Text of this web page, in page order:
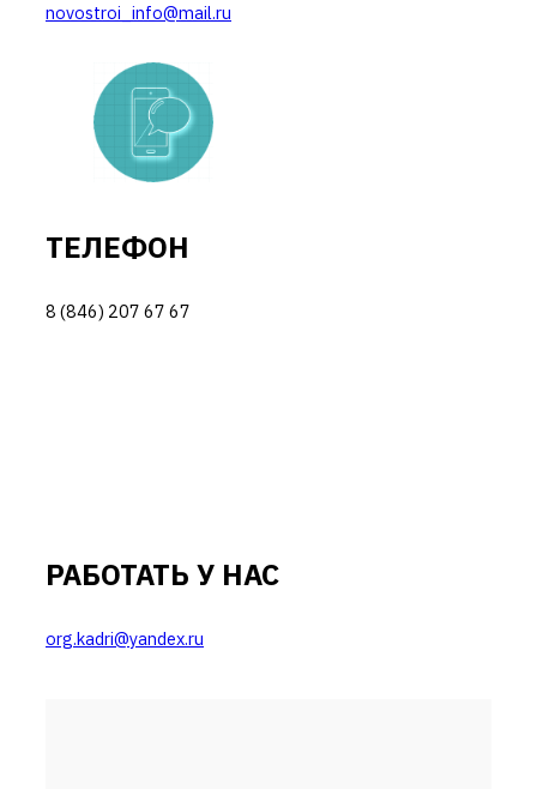
novostroi_info@mail.ru
ТЕЛЕФОН
8 (846) 207 67 67
РАБОТАТЬ У НАС
org.kadri@yandex.ru